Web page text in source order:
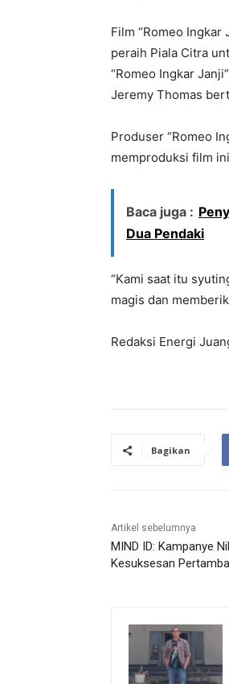
Film “Romeo
peraih Piala Citra
“Romeo Ingkar
Jeremy Thomas
Produser “Romeo
memproduksi film
Baca juga :
Dua Pendaki
“Kami saat itu
magis dan
Redaksi Energi
Bagikan
Artikel sebelumnya
MIND ID: Kampanye
Kesuksesan